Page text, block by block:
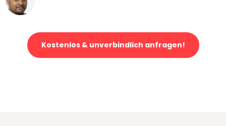
Kostenlos & unverbindlich anfragen!